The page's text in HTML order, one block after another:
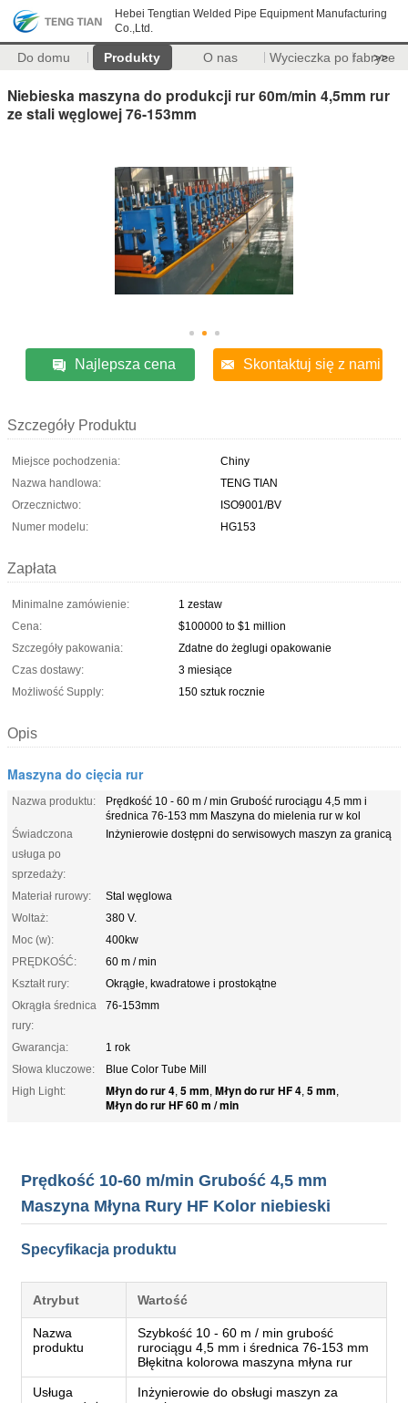
Hebei Tengtian Welded Pipe Equipment Manufacturing
Co.,Ltd.
Do domu Produkty O nas Wycieczka po fabryce
>>
Niebieska maszyna do produkcji rur 60m/min 4,5mm rur
ze stali węglowej 76-153mm
Najlepsza cena Skontaktuj się z nami
Szczegóły Produktu
Miejsce pochodzenia:
Chiny
Nazwa handlowa:
TENG TIAN
Orzecznictwo:
ISO9001/BV
Numer modelu:
HG153
Zapłata
Minimalne zamówienie:
1 zestaw
Cena:
$100000 to $1 million
Szczegóły pakowania:
Zdatne do żeglugi opakowanie
Czas dostawy:
3 miesiące
Możliwość Supply:
150 sztuk rocznie
Opis
Maszyna do cięcia rur
Nazwa produktu:
Prędkość 10 - 60 m / min Grubość rurociągu 4,5 mm i
średnica 76-153 mm Maszyna do mielenia rur w kol
Świadczona
usługa po
sprzedaży:
Inżynierowie dostępni do serwisowych maszyn za granicą
Materiał rurowy:
Stal węglowa
Woltaż:
380 V.
Moc (w):
400kw
PRĘDKOŚĆ:
60 m / min
Kształt rury:
Okrągłe, kwadratowe i prostokątne
Okrągła średnica
rury:
76-153mm
Gwarancja:
1 rok
Słowa kluczowe:
Blue Color Tube Mill
High Light:
Młyn do rur 4, 5 mm, Młyn do rur HF 4, 5 mm,
Młyn do rur HF 60 m / min
Prędkość 10-60 m/min Grubość 4,5 mm
Maszyna Młyna Rury HF Kolor niebieski
Specyfikacja produktu
Atrybut Wartość
Nazwa
produktu
Szybkość 10 - 60 m / min grubość
rurociągu 4,5 mm i średnica 76-153 mm
Błękitna kolorowa maszyna młyna rur
Usługa
Inżynierowie do obsługi maszyn za